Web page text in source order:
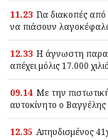
11.23 Για διακοπές
να πιάσουν
12.33 Η άγνωστη
απέχει μόλις 17.000
09.14 Με την
αυτοκίνητο ο
12.35 Απηυδισμένος